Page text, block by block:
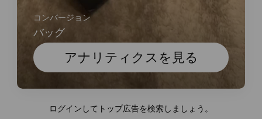
コンバージョン
バッグ
アナリティクスを見る
ログインしてトップ広告を検索しましょう。